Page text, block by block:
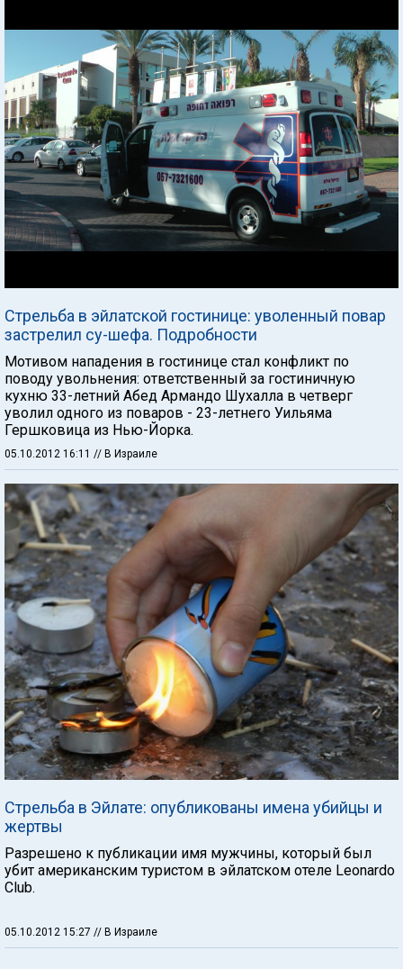
Стрельба в эйлатской гостинице: уволенный повар
застрелил су-шефа. Подробности
Мотивом нападения в гостинице стал конфликт по
поводу увольнения: ответственный за гостиничную
кухню 33-летний Абед Армандо Шухалла в четверг
уволил одного из поваров - 23-летнего Уильяма
Гершковица из Нью-Йорка.
05.10.2012 16:11 // В Израиле
Стрельба в Эйлате: опубликованы имена убийцы и
жертвы
Разрешено к публикации имя мужчины, который был
убит американским туристом в эйлатском отеле Leonardo
Club.
05.10.2012 15:27 // В Израиле